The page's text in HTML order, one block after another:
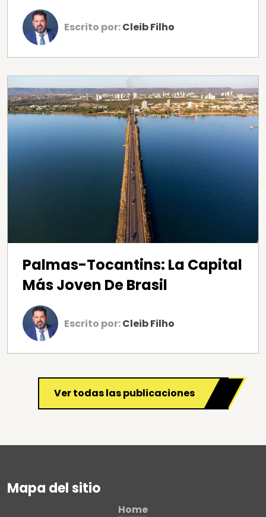
Escrito por:Cleib Filho
Palmas-Tocantins: La Capital
Más Joven De Brasil
Escrito por:Cleib Filho
Ver todas las publicaciones
Mapa del sitio
Home